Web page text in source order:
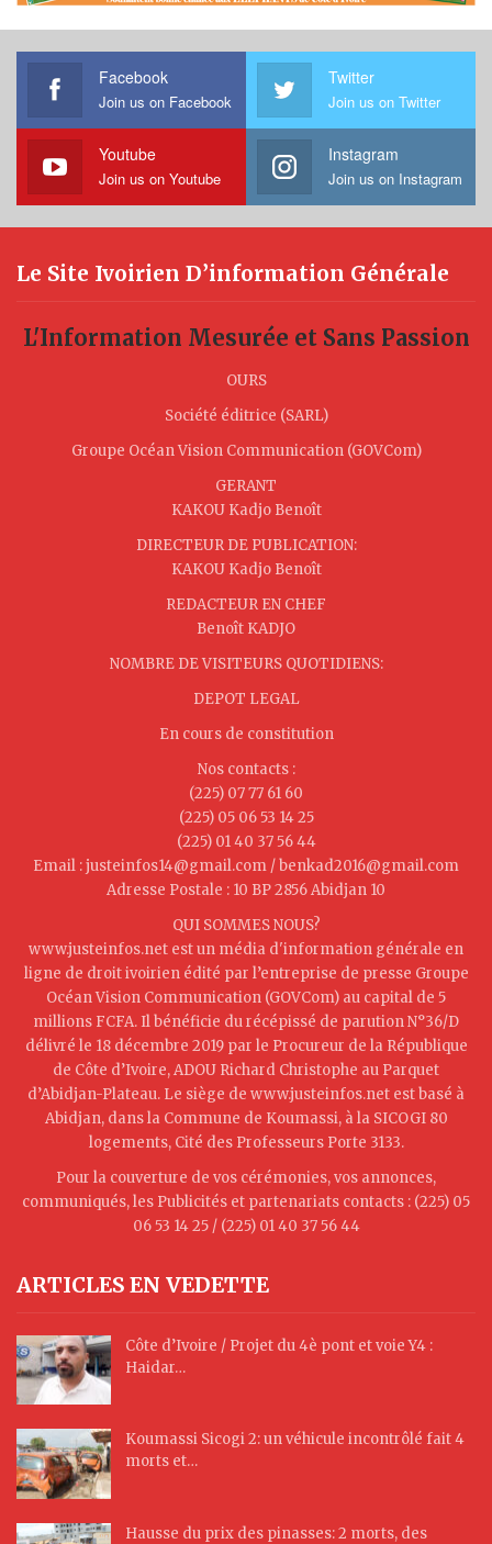
Facebook
Join us on Facebook
Twitter
Join us on Twitter
Youtube
Join us on Youtube
Instagram
Join us on Instagram
Le Site Ivoirien D’information Générale
L'Information Mesurée et Sans Passion
OURS
Société éditrice (SARL)
Groupe Océan Vision Communication (GOVCom)
GERANT
KAKOU Kadjo Benoît
DIRECTEUR DE PUBLICATION:
KAKOU Kadjo Benoît
REDACTEUR EN CHEF
Benoît KADJO
NOMBRE DE VISITEURS QUOTIDIENS:
DEPOT LEGAL
En cours de constitution
Nos contacts :
(225) 07 77 61 60
(225) 05 06 53 14 25
(225) 01 40 37 56 44
Email : justeinfos14@gmail.com / benkad2016@gmail.com
Adresse Postale : 10 BP 2856 Abidjan 10
QUI SOMMES NOUS?
www.justeinfos.net est un média d'information générale en
ligne de droit ivoirien édité par l’entreprise de presse Groupe
Océan Vision Communication (GOVCom) au capital de 5
millions FCFA. Il bénéficie du récépissé de parution N°36/D
délivré le 18 décembre 2019 par le Procureur de la République
de Côte d’Ivoire, ADOU Richard Christophe au Parquet
d’Abidjan-Plateau. Le siège de www.justeinfos.net est basé à
Abidjan, dans la Commune de Koumassi, à la SICOGI 80
logements, Cité des Professeurs Porte 3133.
Pour la couverture de vos cérémonies, vos annonces,
communiqués, les Publicités et partenariats contacts : (225) 05
06 53 14 25 / (225) 01 40 37 56 44
ARTICLES EN VEDETTE
Côte d’Ivoire / Projet du 4è pont et voie Y4 :
Haidar…
Koumassi Sicogi 2: un véhicule incontrôlé fait 4
morts et…
Hausse du prix des pinasses: 2 morts, des